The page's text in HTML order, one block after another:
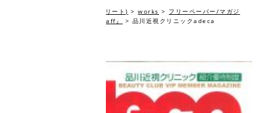
編集プロダクション Fleet(フリート) >works > フリーペーパー/マガジ
農林水産省『aff』 > 品川近視クリニックadeca